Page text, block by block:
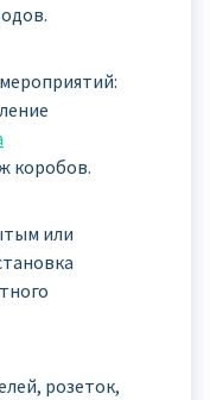
коробов.
или
розеток,